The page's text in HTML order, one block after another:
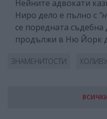
Нейните адвокати
Ниро дело е пълно с
се поредната
продължи в Ню Йорк
ЗНАМЕНИТОСТИ